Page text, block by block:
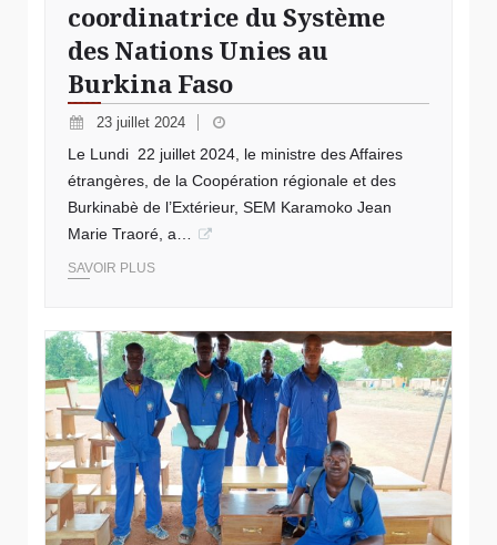
coordinatrice du Système
des Nations Unies au
Burkina Faso
23 juillet 2024
Le Lundi 22 juillet 2024, le ministre des Affaires
étrangères, de la Coopération régionale et des
Burkinabè de l’Extérieur, SEM Karamoko Jean
Marie Traoré, a…
SAVOIR PLUS